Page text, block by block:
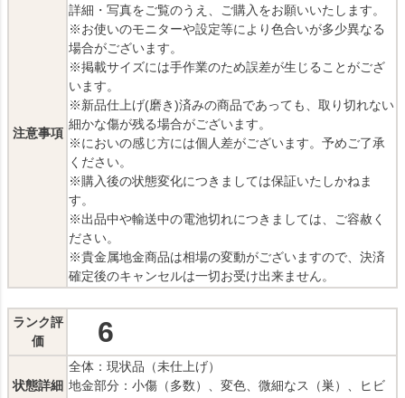
注意事項
詳細・写真をご覧のうえ、ご購入をお願いいたします。
※お使いのモニターや設定等により色合いが多少異なる
場合がございます。
※掲載サイズには手作業のため誤差が生じることがござ
います。
※新品仕上げ(磨き)済みの商品であっても、取り切れない
細かな傷が残る場合がございます。
※においの感じ方には個人差がございます。予めご了承
ください。
※購入後の状態変化につきましては保証いたしかねま
す。
※出品中や輸送中の電池切れにつきましては、ご容赦く
ださい。
※貴金属地金商品は相場の変動がございますので、決済
確定後のキャンセルは一切お受け出来ません。
ランク評
価
6
状態詳細
全体：現状品（未仕上げ）
地金部分：小傷（多数）、変色、微細なス（巣）、ヒビ